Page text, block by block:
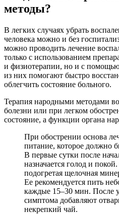
методы?
В легких случаях убрать
человека можно и без
можно проводить лечение
только с использованием
и физиотерапии, но и с
из них помогают быстро
облегчить состояние больного.
Терапия народными методами
болезни или при легком
состояние, а функции органа
При обострении основа
питание, которое должно
В первые сутки после
назначается голод и
подогретая щелочная
Ее рекомендуется пить
каждые 15–30 мин. После
симптома добавляют
некрепкий чай.